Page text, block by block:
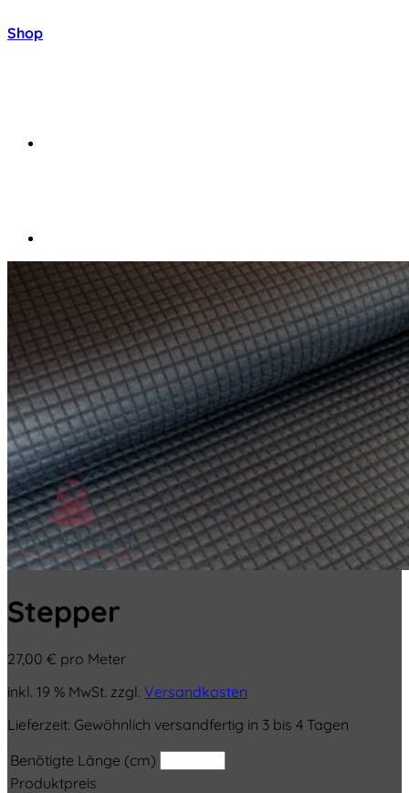
Shop
Stepper
27,00 € pro Meter
inkl. 19 % MwSt. zzgl. Versandkosten
Lieferzeit: Gewöhnlich versandfertig in 3 bis 4 Tagen
Benötigte Länge (cm)
Produktpreis